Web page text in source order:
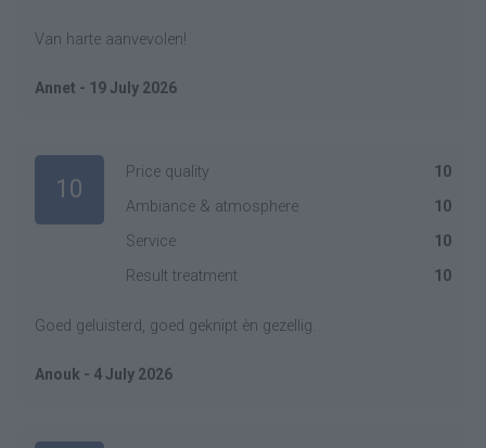
Van harte aanvevolen!
Annet - 19 July 2026
10
Price quality
10
Ambiance & atmosphere
10
Service
10
Result treatment
10
Goed geluisterd, goed geknipt èn gezellig.
Anouk - 4 July 2026